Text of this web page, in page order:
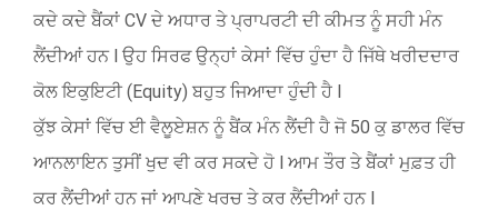
ਕਦੇ ਕਦੇ ਬੈਂਕਾਂ CV ਦੇ ਅਧਾਰ ਤੇ ਪ੍ਰਾਪਰਟੀ ਦੀ ਕੀਮਤ ਨੂੰ ਸਹੀ ਮੰਨ
ਲੈਂਦੀਆਂ ਹਨ l ਉਹ ਸਿਰਫ ਉਨ੍ਹਾਂ ਕੇਸਾਂ ਵਿੱਚ ਹੁੰਦਾ ਹੈ ਜਿੱਥੇ ਖਰੀਦਦਾਰ
ਕੋਲ ਇਕੁਇਟੀ (Equity) ਬਹੁਤ ਜਿਆਦਾ ਹੁੰਦੀ ਹੈ l
ਕੁੱਝ ਕੇਸਾਂ ਵਿੱਚ ਈ ਵੈਲੂਏਸ਼ਨ ਨੂੰ ਬੈਂਕ ਮੰਨ ਲੈਂਦੀ ਹੈ ਜੋ 50 ਕੁ ਡਾਲਰ ਵਿੱਚ
ਆਨਲਾਇਨ ਤੁਸੀਂ ਖੁਦ ਵੀ ਕਰ ਸਕਦੇ ਹੋ l ਆਮ ਤੌਰ ਤੇ ਬੈਂਕਾਂ ਮੁਫ਼ਤ ਹੀ
ਕਰ ਲੈਂਦੀਆਂ ਹਨ ਜਾਂ ਆਪਣੇ ਖਰਚ ਤੇ ਕਰ ਲੈਂਦੀਆਂ ਹਨ l